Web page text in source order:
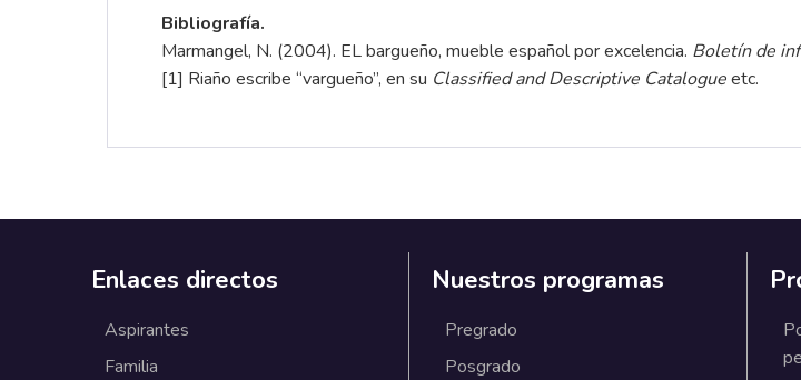
Bibliografía.
Marmangel, N. (2004). EL bargueño, mueble español por excelencia. Boletín de
[1] Riaño escribe “vargueño”, en su Classified and Descriptive Catalogueetc.
Enlaces directos
Aspirantes
Familia
Nuestros programas
Pregrado
Posgrado